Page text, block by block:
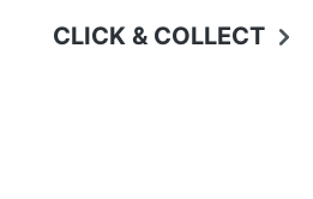
CLICK & COLLECT